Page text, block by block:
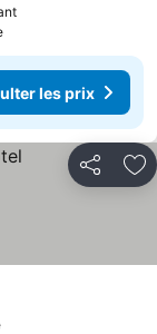
les prix
Partager